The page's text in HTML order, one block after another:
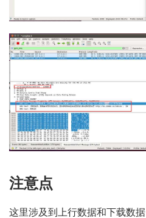
注意点
这里涉及到上行数据和下载数